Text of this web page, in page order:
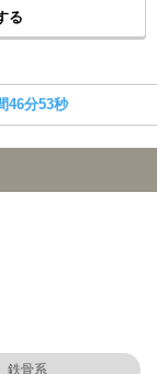
る
46分52秒
鉄骨系